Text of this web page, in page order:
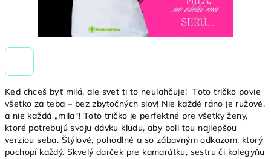
Keď chceš byť milá, ale svet ti to neuľahčuje!Toto tričko povie
všetko za teba – bez zbytočných slov! Nie každé ráno je ružové,
a nie každá „mila“! Toto tričko je perfektné pre všetky ženy,
ktoré potrebujú svoju dávku kľudu, aby boli tou najlepšou
verziou seba. Štýlové, pohodlné a so zábavným odkazom, ktorý
pochopí každý. Skvelý darček pre kamarátku, sestru či kolegyňu